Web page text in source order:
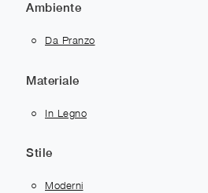
Ambiente
Da Pranzo
Materiale
In Legno
Stile
Moderni